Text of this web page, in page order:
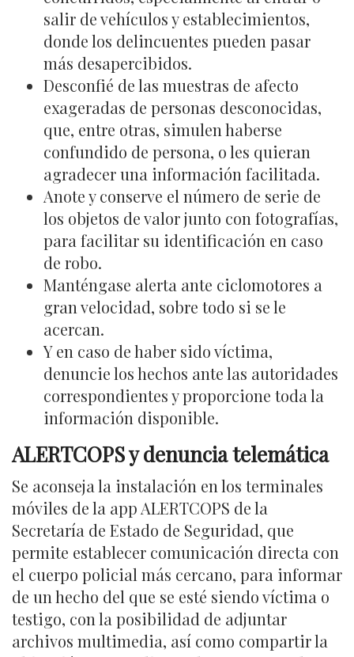
salir de vehículos y establecimientos,
donde los delincuentes pueden pasar
más desapercibidos.
Desconfié de las muestras de afecto
exageradas de personas desconocidas,
que, entre otras, simulen haberse
confundido de persona, o les quieran
agradecer una información facilitada.
Anote y conserve el número de serie de
los objetos de valor junto con fotografías,
para facilitar su identificación en caso
de robo.
Manténgase alerta ante ciclomotores a
gran velocidad, sobre todo si se le
acercan.
Y en caso de haber sido víctima,
denuncie los hechos ante las autoridades
correspondientes y proporcione toda la
información disponible.
ALERTCOPS y denuncia telemática
Se aconseja la instalación en los terminales
móviles de la app ALERTCOPS de la
Secretaría de Estado de Seguridad, que
permite establecer comunicación directa con
el cuerpo policial más cercano, para informar
de un hecho del que se esté siendo víctima o
testigo, con la posibilidad de adjuntar
archivos multimedia, así como compartir la